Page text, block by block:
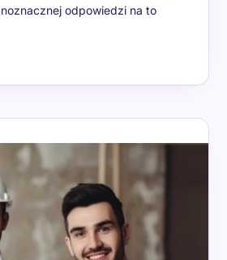
odpowiedzi na to